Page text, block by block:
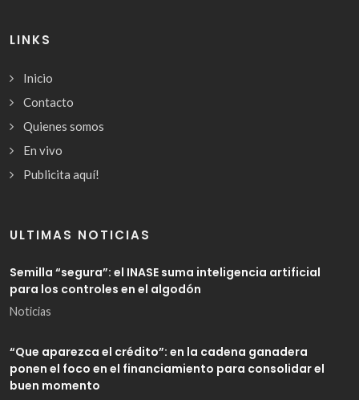
LINKS
Inicio
Contacto
Quienes somos
En vivo
Publicita aquí!
ULTIMAS NOTICIAS
Semilla “segura”: el INASE suma inteligencia artificial
para los controles en el algodón
Noticias
“Que aparezca el crédito”: en la cadena ganadera
ponen el foco en el financiamiento para consolidar el
buen momento